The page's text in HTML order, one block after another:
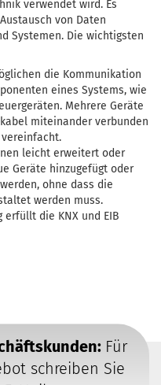
verwendet wird. Es
von Daten
Systemen. Die wichtigsten
die Kommunikation
eines Systems, wie
Mehrere Geräte
miteinander verbunden
leicht erweitert oder
Geräte hinzugefügt oder
ohne dass die
werden muss.
erfüllt die KNX und EIB
Für
schreiben Sie